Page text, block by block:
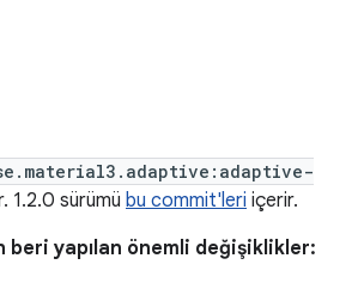
1.2.0 sürümü bu commit'leri içerir.
beri yapılan önemli değişiklikler: